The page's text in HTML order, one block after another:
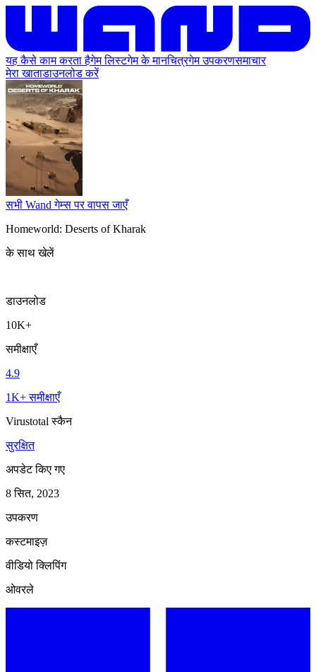
यह कैसे काम करता हैगेम लिस्टगेम के मानचित्रगेम उपकरणसमाचार
मेरा खाताडाउनलोड करें
सभी Wand गेम्स पर वापस जाएँ
Homeworld: Deserts of Kharak
के साथ खेलें
डाउनलोड
10K+
समीक्षाएँ
4.9
1K+ समीक्षाएँ
Virustotal स्कैन
सुरक्षित
अपडेट किए गए
8 सित, 2023
उपकरण
कस्टमाइज़
वीडियो क्लिपिंग
ओवरले